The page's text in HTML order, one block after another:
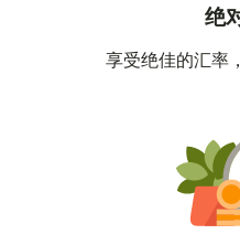
绝
享受绝佳的汇率，